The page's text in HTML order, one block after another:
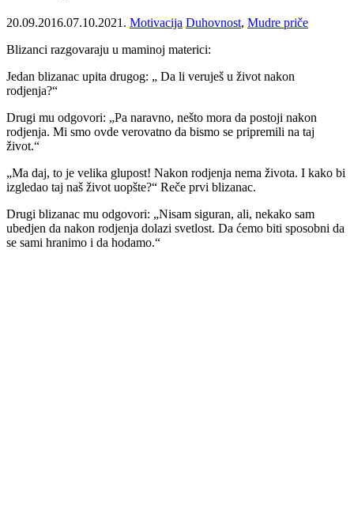
20.09.2016.07.10.2021. Motivacija Duhovnost, Mudre priče
Blizanci razgovaraju u maminoj materici:
Jedan blizanac upita drugog: „ Da li veruješ u život nakon
rodjenja?“
Drugi mu odgovori: „Pa naravno, nešto mora da postoji nakon
rodjenja. Mi smo ovde verovatno da bismo se pripremili na taj
život.“
„Ma daj, to je velika glupost! Nakon rodjenja nema života. I kako bi
izgledao taj naš život uopšte?“ Reče prvi blizanac.
Drugi blizanac mu odgovori: „Nisam siguran, ali, nekako sam
ubedjen da nakon rodjenja dolazi svetlost. Da ćemo biti sposobni da
se sami hranimo i da hodamo.“